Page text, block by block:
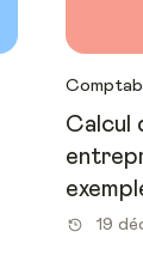
Calcul
19